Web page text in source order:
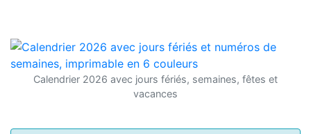
Calendrier 2026 avec jours fériés, semaines, fêtes et
vacances